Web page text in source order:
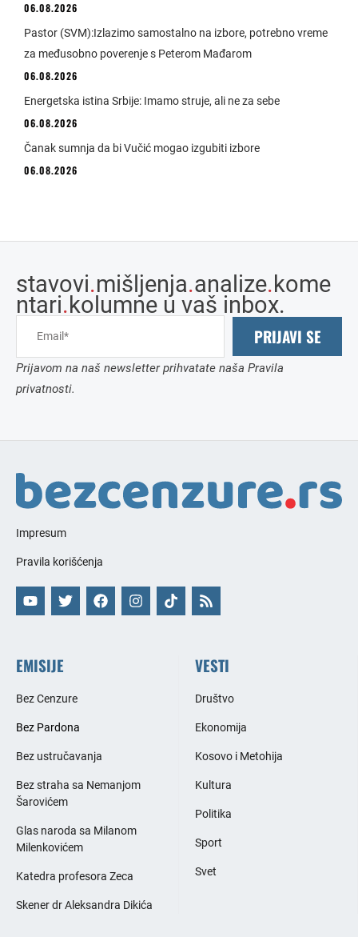
06.08.2026
Pastor (SVM):Izlazimo samostalno na izbore, potrebno vreme
za međusobno poverenje s Peterom Mađarom
06.08.2026
Energetska istina Srbije: Imamo struje, ali ne za sebe
06.08.2026
Čanak sumnja da bi Vučić mogao izgubiti izbore
06.08.2026
stavovi.mišljenja.analize.kome
ntari.kolumne u vaš inbox.
PRIJAVI SE
Prijavom na naš newsletter prihvatate naša Pravila
privatnosti.
Impresum
Pravila korišćenja
EMISIJE
Bez Cenzure
Bez Pardona
Bez ustručavanja
Bez straha sa Nemanjom
Šarovićem
Glas naroda sa Milanom
Milenkovićem
Katedra profesora Zeca
Skener dr Aleksandra Dikića
VESTI
Društvo
Ekonomija
Kosovo i Metohija
Kultura
Politika
Sport
Svet